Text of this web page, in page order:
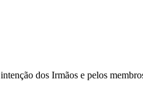
dos Irmãos e pelos